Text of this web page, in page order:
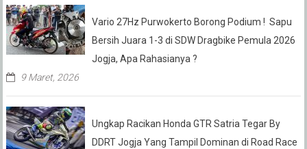
Vario 27Hz Purwokerto Borong Podium ! Sapu
Bersih Juara 1-3 di SDW Dragbike Pemula 2026
Jogja, Apa Rahasianya ?
9 Maret, 2026
Ungkap Racikan Honda GTR Satria Tegar By
DDRT Jogja Yang Tampil Dominan di Road Race